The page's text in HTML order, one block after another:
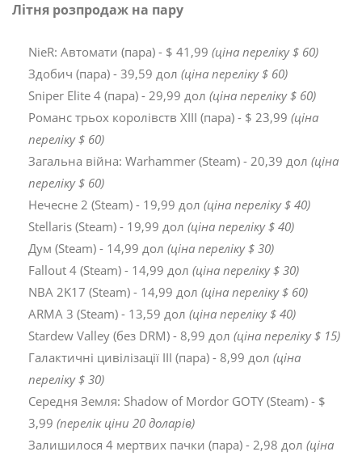
Літня розпродаж на пару
NieR: Автомати (пара) - $ 41,99 (ціна переліку $ 60)
Здобич (пара) - 39,59 дол (ціна переліку $ 60)
Sniper Elite 4 (пара) - 29,99 дол (ціна переліку $ 60)
Романс трьох королівств XIII (пара) - $ 23,99 (ціна
переліку $ 60)
Загальна війна: Warhammer (Steam) - 20,39 дол (ціна
переліку $ 60)
Нечесне 2 (Steam) - 19,99 дол (ціна переліку $ 40)
Stellaris (Steam) - 19,99 дол (ціна переліку $ 40)
Дум (Steam) - 14,99 дол (ціна переліку $ 30)
Fallout 4 (Steam) - 14,99 дол (ціна переліку $ 30)
NBA 2K17 (Steam) - 14,99 дол (ціна переліку $ 60)
ARMA 3 (Steam) - 13,59 дол (ціна переліку $ 40)
Stardew Valley (без DRM) - 8,99 дол (ціна переліку $ 15)
Галактичні цивілізації III (пара) - 8,99 дол (ціна
переліку $ 30)
Середня Земля: Shadow of Mordor GOTY (Steam) - $
3,99 (перелік ціни 20 доларів)
Залишилося 4 мертвих пачки (пара) - 2,98 дол (ціна